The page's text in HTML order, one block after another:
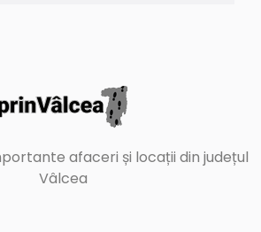
afaceri și locații din județul
Vâlcea